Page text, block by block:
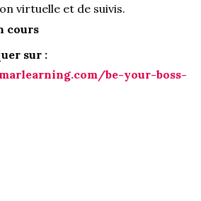
virtuelle et de suivis.
cours
sur :
be-your-boss-